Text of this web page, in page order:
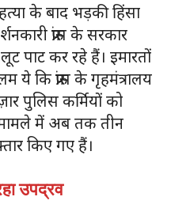
के बाद भड़की हिंसा
फ्रांस के सरकार
पाट कर रहे हैं। इमारतों
ये कि फ्रांस के गृहमंत्रालय
पुलिस कर्मियों को
मामले में अब तक तीन
किए गए हैं।
उपद्रव